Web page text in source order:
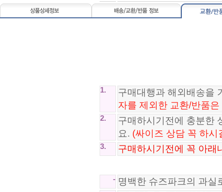
1.
구매대행과 해외배송을
자를 제외한 교환/반품
2.
구매하시기전에 충분한
요. (싸이즈 상담 꼭 하시
3. 구매하시기전에 꼭 아래
- 명백한 슈즈파크의 과실